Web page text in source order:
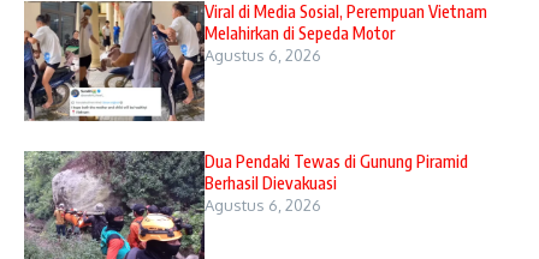
Viral di Media Sosial, Perempuan Vietnam
Melahirkan di Sepeda Motor
Agustus 6, 2026
Dua Pendaki Tewas di Gunung Piramid
Berhasil Dievakuasi
Agustus 6, 2026